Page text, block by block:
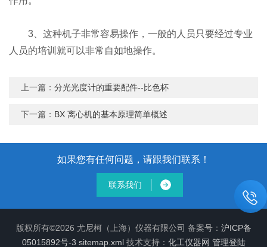
3、这种机子非常容易操作，一般的人员只要经过专业
人员的培训就可以非常自如地操作。
上一篇：分光光度计的重要配件--比色杯
下一篇： BX 离心机的基本原理简单概述
如果您有任何问题，请跟我们联系！
联系我们
版权所有©2026 尤尼柯（上海）仪器有限公司 备案号： 沪ICP备
05015892号-3 sitemap.xml技术支持： 化工仪器网 管理登陆